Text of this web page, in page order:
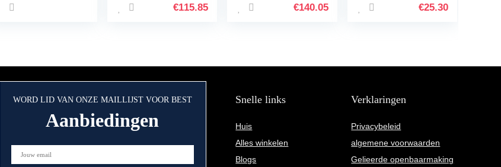
specerijen, kruiden,
€115.85
LCD-display, en
375 g, 160,
€140.05 €25.30
WORD LID VAN ONZE MAILLIJST VOOR BEST
Aanbiedingen
Snelle links
Huis
Alles winkelen
Blogs
Verklaringen
Privacybeleid
algemene voorwaarden
Gelieerde openbaarmaking